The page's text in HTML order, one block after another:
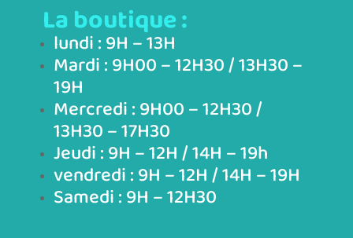
La boutique :
lundi : 9H – 13H
Mardi : 9H00 – 12H30 / 13H30 –
19H
Mercredi : 9H00 – 12H30 /
13H30 – 17H30
Jeudi : 9H – 12H / 14H – 19h
vendredi : 9H – 12H / 14H – 19H
Samedi : 9H – 12H30